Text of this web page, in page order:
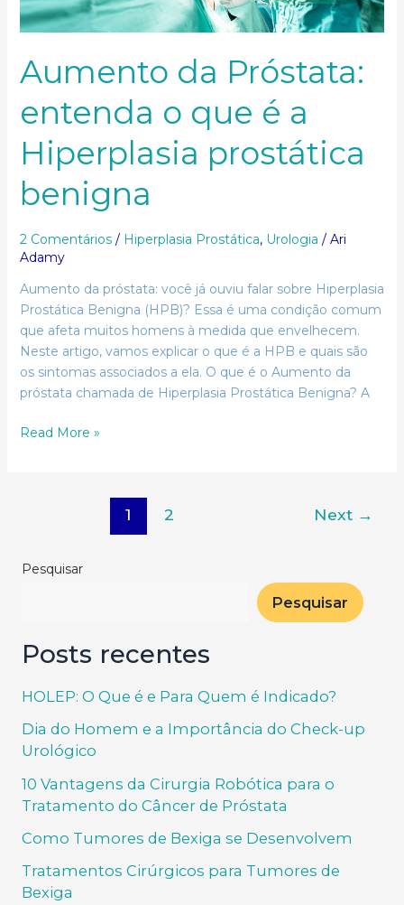
Aumento da Próstata:
entenda o que é a
Hiperplasia prostática
benigna
2 Comentários / Hiperplasia Prostática, Urologia / Ari
Adamy
Aumento da próstata: você já ouviu falar sobre Hiperplasia
Prostática Benigna (HPB)? Essa é uma condição comum
que afeta muitos homens à medida que envelhecem.
Neste artigo, vamos explicar o que é a HPB e quais são
os sintomas associados a ela. O que é o Aumento da
próstata chamada de Hiperplasia Prostática Benigna? A
Read More »
1 2 Next →
Pesquisar
Pesquisar
Posts recentes
HOLEP: O Que é e Para Quem é Indicado?
Dia do Homem e a Importância do Check-up
Urológico
10 Vantagens da Cirurgia Robótica para o
Tratamento do Câncer de Próstata
Como Tumores de Bexiga se Desenvolvem
Tratamentos Cirúrgicos para Tumores de
Bexiga